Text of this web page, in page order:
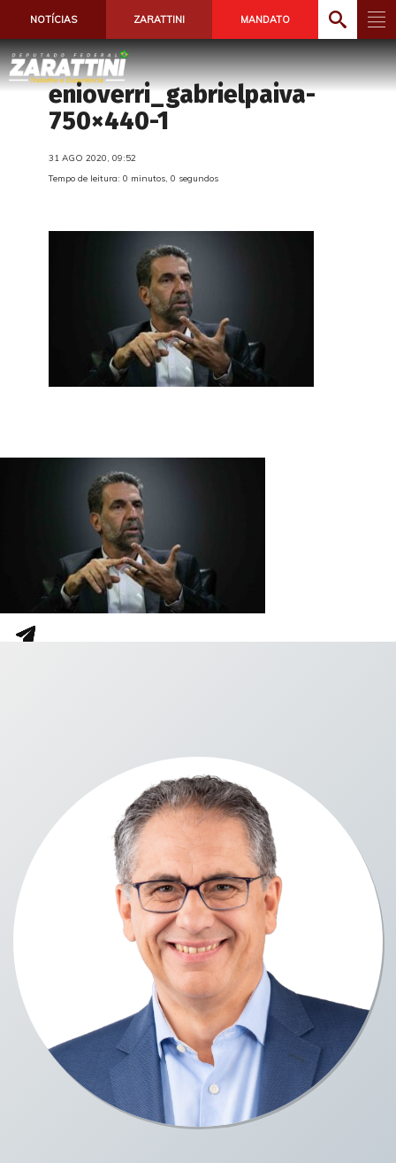
NOTÍCIAS ZARATTINI MANDATO
enioverri_gabrielpaiva-
750×440-1
31 AGO 2020, 09:52
Tempo de leitura: 0 minutos, 0 segundos